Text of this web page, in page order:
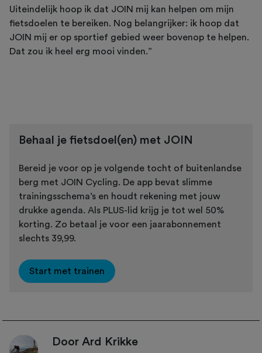
Uiteindelijk hoop ik dat JOIN mij kan helpen om mijn
fietsdoelen te bereiken. Nog belangrijker: ik hoop dat
JOIN mij er op sportief gebied weer bovenop te helpen.
Dat zou ik heel erg mooi vinden.”
Behaal je fietsdoel(en) met JOIN
Bereid je voor op je volgende tocht of buitenlandse
berg met JOIN Cycling. De app bevat slimme
trainingsschema’s en houdt rekening met jouw
drukke agenda. Als PLUS-lid krijg je tot wel 50%
korting. Zo betaal je voor een jaarabonnement
slechts 39,99.
Start met trainen
Door Ard Krikke